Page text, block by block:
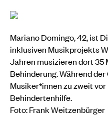
Mariano Domingo, 42, ist
inklusiven Musikprojekts
Jahren musizieren dort 35
Behinderung. Während
Musiker*innen zu zweit
Behindertenhilfe.
Foto: Frank Weitzenbürger